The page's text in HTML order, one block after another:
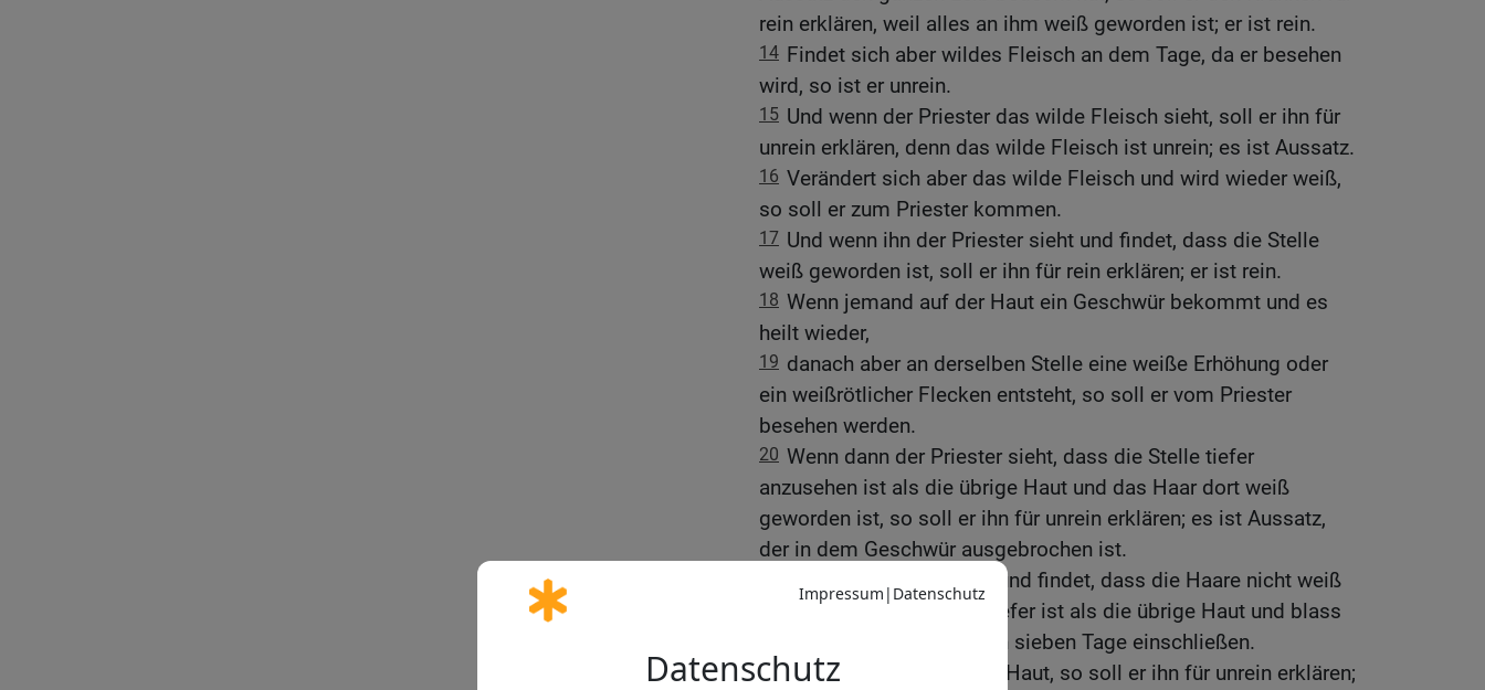
rein erklären, weil alles an ihm weiß geworden ist; er ist rein.
14 Findet sich aber wildes Fleisch an dem Tage, da er besehen
wird, so ist er unrein.
15 Und wenn der Priester das wilde Fleisch sieht, soll er ihn für
unrein erklären, denn das wilde Fleisch ist unrein; es ist Aussatz.
16 Verändert sich aber das wilde Fleisch und wird wieder weiß,
so soll er zum Priester kommen.
17 Und wenn ihn der Priester sieht und findet, dass die Stelle
weiß geworden ist, soll er ihn für rein erklären; er ist rein.
18 Wenn jemand auf der Haut ein Geschwür bekommt und es
heilt wieder,
19 danach aber an derselben Stelle eine weiße Erhöhung oder
ein weißrötlicher Flecken entsteht, so soll er vom Priester
besehen werden.
20 Wenn dann der Priester sieht, dass die Stelle tiefer
anzusehen ist als die übrige Haut und das Haar dort weiß
geworden ist, so soll er ihn für unrein erklären; es ist Aussatz,
der in dem Geschwür ausgebrochen ist.
Sieht aber der Priester und findet, dass die Haare nicht weiß
sind und die Stelle nicht tiefer ist als die übrige Haut und blass
geworden ist, so soll er ihn sieben Tage einschließen.
22 Frisst es weiter auf der Haut, so soll er ihn für unrein erklären;